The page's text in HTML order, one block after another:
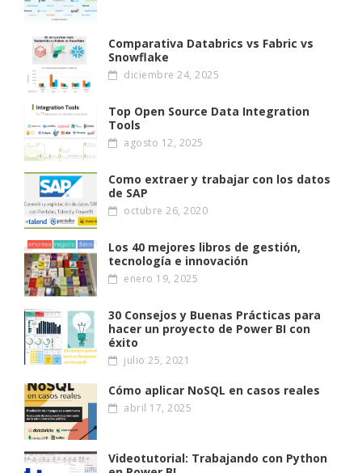
Comparativa Databrics vs Fabric vs
Snowflake
diciembre 24, 2025
Top Open Source Data Integration
Tools
agosto 12, 2025
Como extraer y trabajar con los datos
de SAP
octubre 26, 2020
Los 40 mejores libros de gestión,
tecnología e innovación
enero 19, 2025
30 Consejos y Buenas Prácticas para
hacer un proyecto de Power BI con
éxito
julio 25, 2021
Cómo aplicar NoSQL en casos reales
abril 17, 2025
Videotutorial: Trabajando con Python